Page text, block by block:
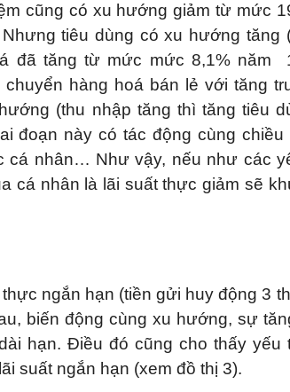
cũng có xu hướng giảm từ mức
tiêu dùng có xu hướng tăng
đã tăng từ mức mức 8,1% năm
hàng hoá bán lẻ với tăng
(thu nhập tăng thì tăng tiêu
đoạn này có tác động cùng
cá nhân… Như vậy, nếu như các
cá nhân là lãi suất thực giảm sẽ
ngắn hạn (tiền gửi huy động 3
biến động cùng xu hướng, sự
hạn. Điều đó cũng cho thấy yếu
suất ngắn hạn (xem đồ thị 3).